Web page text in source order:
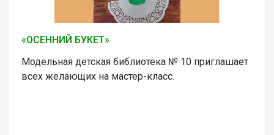
«ОСЕННИЙ БУКЕТ»
Модельная детская библиотека № 10 приглашает
всех желающих на мастер-класс.